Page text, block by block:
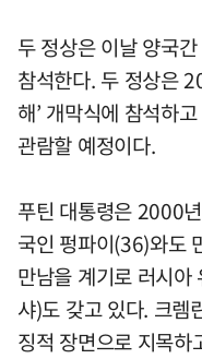
두 정상은 이날 양국
참석한다. 두 정상은
해’ 개막식에 참석하
관람할 예정이다.
푸틴 대통령은 2000
국인 펑파이(36)와도
만남을 계기로 러시아
샤)도 갖고 있다. 크렘
징적 장면으로 지목하